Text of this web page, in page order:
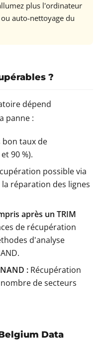
plus l'ordinateur
auto-nettoyage du
?
dépend
panne :
bon taux de
90 %).
possible via
réparation des lignes
après un TRIM
de récupération
d'analyse
: Récupération
de secteurs
Data